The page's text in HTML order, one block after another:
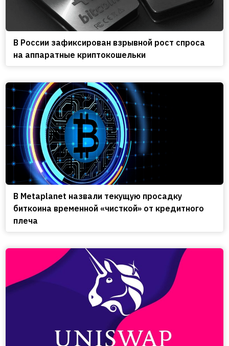
В России зафиксирован взрывной рост спроса
на аппаратные криптокошельки
В Metaplanet назвали текущую просадку
биткоина временной «чисткой» от кредитного
плеча